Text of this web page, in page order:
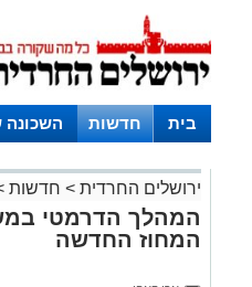
בית חדשות השכונה
ירושלים החרדית > חדשות
המהלך הדרמטי
המחוז החדשה